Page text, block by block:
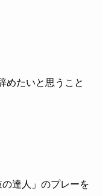
めたいと思うこと
達人」のプレーを